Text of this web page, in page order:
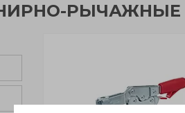
РЫЧАЖНЫЕ